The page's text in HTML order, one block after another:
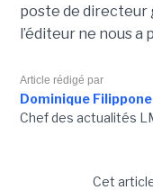
poste de directeur
l’éditeur ne nous a
Article rédigé par
Dominique Filippone
Chef des actualités
Cet